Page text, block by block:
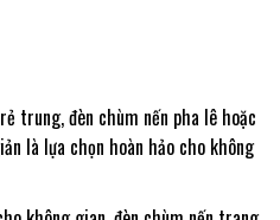
trung, đèn chùm nến pha lê hoặc
là lựa chọn hoàn hảo cho không